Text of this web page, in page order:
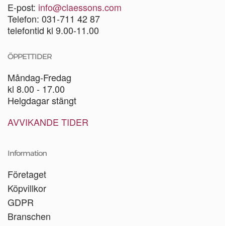
E-post: info@claessons.com
Telefon: 031-711 42 87
telefontid kl 9.00-11.00
ÖPPETTIDER
Måndag-Fredag
kl 8.00 - 17.00
Helgdagar stängt
AVVIKANDE TIDER
Information
Företaget
Köpvillkor
GDPR
Branschen